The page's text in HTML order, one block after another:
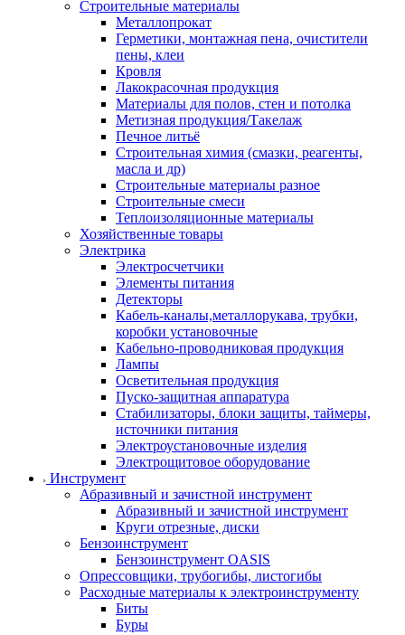
Строительные материалы
Металлопрокат
Герметики, монтажная пена, очистители
пены, клеи
Кровля
Лакокрасочная продукция
Материалы для полов, стен и потолка
Метизная продукция/Такелаж
Печное литьё
Строительная химия (смазки, реагенты,
масла и др)
Строительные материалы разное
Строительные смеси
Теплоизоляционные материалы
Хозяйственные товары
Электрика
Электросчетчики
Элементы питания
Детекторы
Кабель-каналы,металлорукава, трубки,
коробки установочные
Кабельно-проводниковая продукция
Лампы
Осветительная продукция
Пуско-защитная аппаратура
Стабилизаторы, блоки защиты, таймеры,
источники питания
Электроустановочные изделия
Электрощитовое оборудование
Инструмент
Абразивный и зачистной инструмент
Абразивный и зачистной инструмент
Круги отрезные, диски
Бензоинструмент
Бензоинструмент OASIS
Опрессовщики, трубогибы, листогибы
Расходные материалы к электроинструменту
Биты
Буры